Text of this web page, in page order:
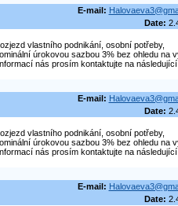
E-mail:
Date:
vlastního podnikání, osobní potřeby,
úrokovou sazbou 3% bez ohledu na
nás prosím kontaktujte na následující
E-mail:
Date:
vlastního podnikání, osobní potřeby,
úrokovou sazbou 3% bez ohledu na
nás prosím kontaktujte na následující
E-mail:
Date: